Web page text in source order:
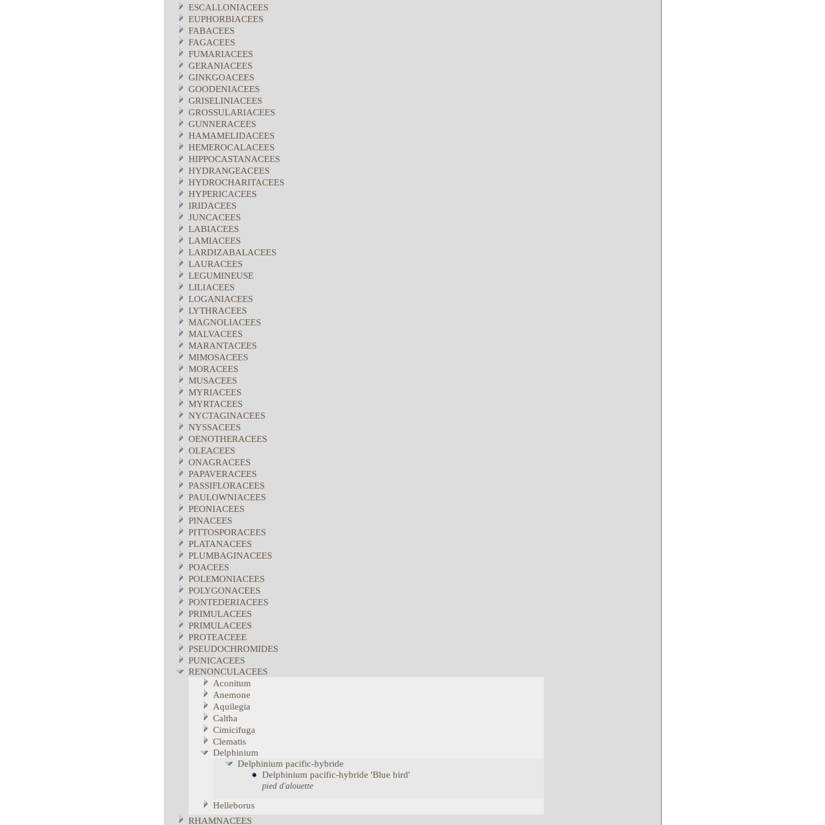
ESCALLONIACEES
EUPHORBIACEES
FABACEES
FAGACEES
FUMARIACEES
GERANIACEES
GINKGOACEES
GOODENIACEES
GRISELINIACEES
GROSSULARIACEES
GUNNERACEES
HAMAMELIDACEES
HEMEROCALACEES
HIPPOCASTANACEES
HYDRANGEACEES
HYDROCHARITACEES
HYPERICACEES
IRIDACEES
JUNCACEES
LABIACEES
LAMIACEES
LARDIZABALACEES
LAURACEES
LEGUMINEUSE
LILIACEES
LOGANIACEES
LYTHRACEES
MAGNOLIACEES
MALVACEES
MARANTACEES
MIMOSACEES
MORACEES
MUSACEES
MYRIACEES
MYRTACEES
NYCTAGINACEES
NYSSACEES
OENOTHERACEES
OLEACEES
ONAGRACEES
PAPAVERACEES
PASSIFLORACEES
PAULOWNIACEES
PEONIACEES
PINACEES
PITTOSPORACEES
PLATANACEES
PLUMBAGINACEES
POACEES
POLEMONIACEES
POLYGONACEES
PONTEDERIACEES
PRIMULACEES
PRIMULACEES
PROTEACEEE
PSEUDOCHROMIDES
PUNICACEES
RENONCULACEES
Aconitum
Anemone
Aquilegia
Caltha
Cimicifuga
Clematis
Delphinium
Delphinium pacific-hybride
Delphinium pacific-hybride 'Blue bird'
pied d'alouette
Helleborus
RHAMNACEES